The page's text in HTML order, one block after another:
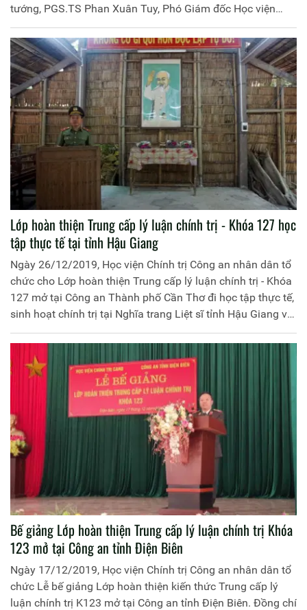
tướng, PGS.TS Phan Xuân Tuy, Phó Giám đốc Học viện
Chính trị Công an nhân dân chủ trì buổi Lễ. Tham dự Lễ bế
giảng có đồng chí Đại tá Dương Ngọc Sáu, Phó Giám đốc
Công an tỉnh Bắc Giang, đại diện lãnh đạo các đơn vị thuộc
Học viện, Công an tỉnh Bắc Giang cùng 100 học viên tham
gia khóa học.
Lớp hoàn thiện Trung cấp lý luận chính trị - Khóa 127 học
tập thực tế tại tỉnh Hậu Giang
Ngày 26/12/2019, Học viện Chính trị Công an nhân dân tổ
chức cho Lớp hoàn thiện Trung cấp lý luận chính trị - Khóa
127 mở tại Công an Thành phố Cần Thơ đi học tập thực tế,
sinh hoạt chính trị tại Nghĩa trang Liệt sĩ tỉnh Hậu Giang và
Khu di tích căn cứ tỉnh ủy Cần Thơ. Đồng chí Thiếu tướng,
PGS.TS Phan Xuân Tuy, Phó Giám đốc Học viện Chính trị
Công an nhân dân trưởng đoàn công tác; cùng tham gia
đoàn công tác có đại diện lãnh đạo, cán bộ các đơn vị của
Học viện Chính trị Công an nhân dân, Công an Thành phố
Cần Thơ cùng toàn thể học viên lớp học.
Bế giảng Lớp hoàn thiện Trung cấp lý luận chính trị Khóa
123 mở tại Công an tỉnh Điện Biên
Ngày 17/12/2019, Học viện Chính trị Công an nhân dân tổ
chức Lễ bế giảng Lớp hoàn thiện kiến thức Trung cấp lý
luận chính trị K123 mở tại Công an tỉnh Điện Biên. Đồng chí